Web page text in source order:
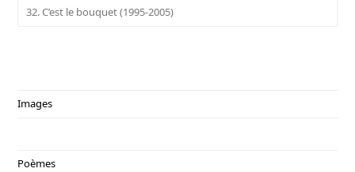
32. C’est le bouquet (1995-2005)
Images
Poèmes